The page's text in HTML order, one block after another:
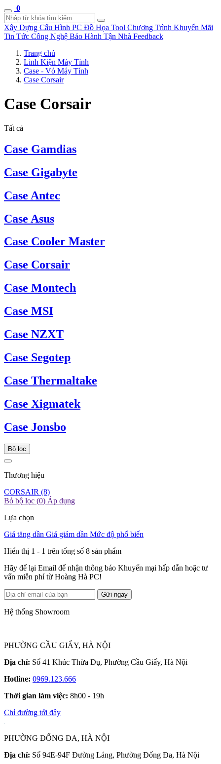
0
Xây Dựng Cấu Hình PC Đồ Họa Tool Chương Trình Khuyến Mãi
Tin Tức Công Nghệ Bảo Hành Tận Nhà Feedback
Trang chủ
Linh Kiện Máy Tính
Case - Vỏ Máy Tính
Case Corsair
Case Corsair
Tất cả
Case Gamdias
Case Gigabyte
Case Antec
Case Asus
Case Cooler Master
Case Corsair
Case Montech
Case MSI
Case NZXT
Case Segotep
Case Thermaltake
Case Xigmatek
Case Jonsbo
Bộ lọc
Thương hiệu
CORSAIR (8)
Bỏ bộ lọc (0) Áp dụng
Lựa chọn
Giá tăng dần Giá giảm dần Mức độ phổ biến
Hiển thị 1 - 1 trên tổng số 8 sản phẩm
Hãy để lại Email để nhận thông báo Khuyến mại hấp dẫn hoặc tư
vấn miễn phí từ Hoàng Hà PC!
Gửi ngay
Hệ thống Showroom
PHƯỜNG CẦU GIẤY, HÀ NỘI
Địa chỉ: Số 41 Khúc Thừa Dụ, Phường Cầu Giấy, Hà Nội
Hotline: 0969.123.666
Thời gian làm việc: 8h00 - 19h
Chỉ đường tới đây
PHƯỜNG ĐỐNG ĐA, HÀ NỘI
Địa chỉ: Số 94E-94F Đường Láng, Phường Đống Đa, Hà Nội